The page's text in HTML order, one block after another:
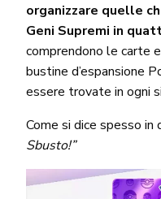
organizzare quelle
Geni Supremi in
comprendono le carte
bustine d’espansione
essere trovate in ogni
Come si dice spesso in
Sbusto!”